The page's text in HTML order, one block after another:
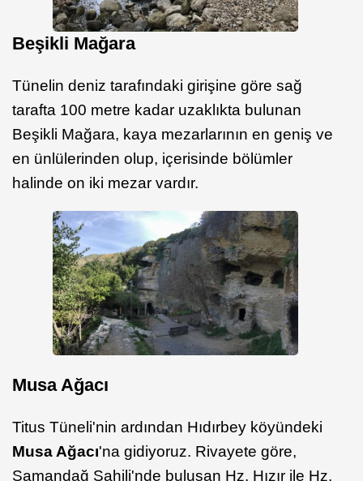
Beşikli Mağara
Tünelin deniz tarafındaki girişine göre sağ
tarafta 100 metre kadar uzaklıkta bulunan
Beşikli Mağara, kaya mezarlarının en geniş ve
en ünlülerinden olup, içerisinde bölümler
halinde on iki mezar vardır.
Musa Ağacı
Titus Tüneli'nin ardından Hıdırbey köyündeki
Musa Ağacı'na gidiyoruz. Rivayete göre,
Samandağ Sahili'nde buluşan Hz. Hızır ile Hz.